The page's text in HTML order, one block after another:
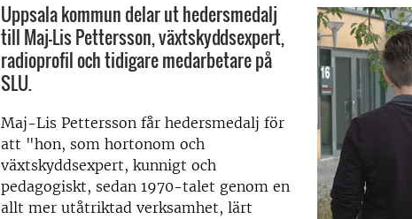
Uppsala kommun delar ut hedersmedalj
till Maj-Lis Pettersson, växtskyddsexpert,
radioprofil och tidigare medarbetare på
SLU.
Maj-Lis Pettersson får hedersmedalj för
att "hon, som hortonom och
växtskyddsexpert, kunnigt och
pedagogiskt, sedan 1970-talet genom en
allt mer utåtriktad verksamhet, lärt